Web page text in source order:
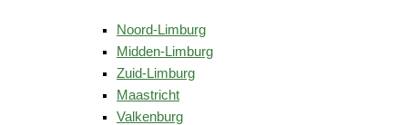
Noord-Limburg
Midden-Limburg
Zuid-Limburg
Maastricht
Valkenburg